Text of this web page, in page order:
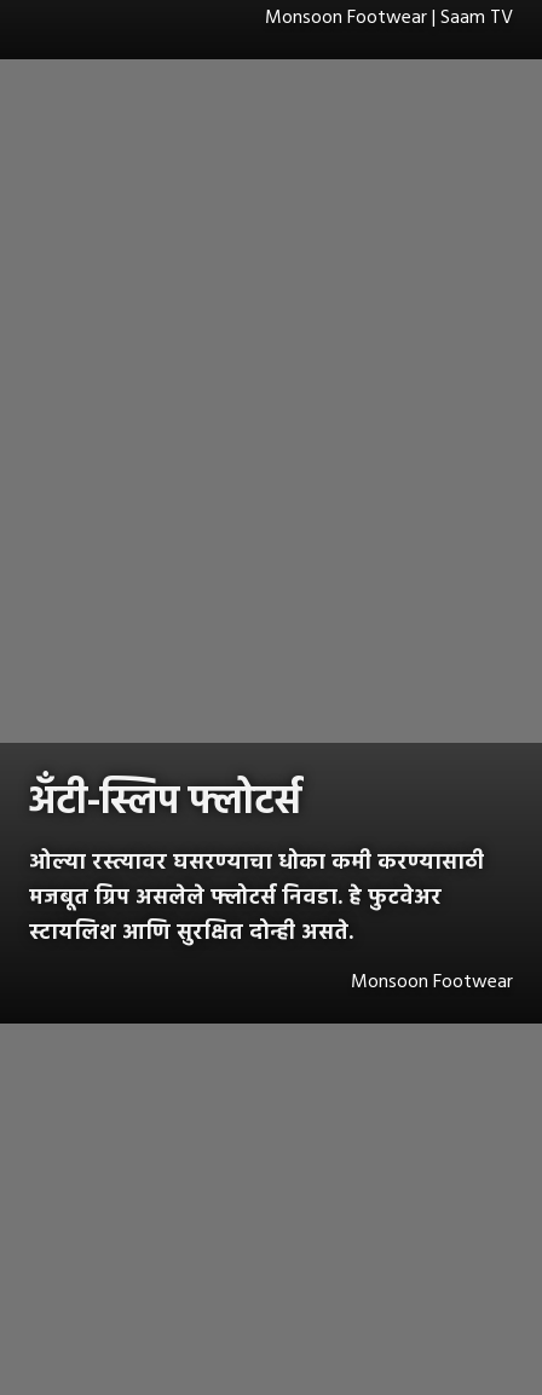
Monsoon Footwear | Saam TV
अँटी-स्लिप फ्लोटर्स
ओल्या रस्त्यावर घसरण्याचा धोका कमी करण्यासाठी
मजबूत ग्रिप असलेले फ्लोटर्स निवडा. हे फुटवेअर
स्टायलिश आणि सुरक्षित दोन्ही असते.
Monsoon Footwear